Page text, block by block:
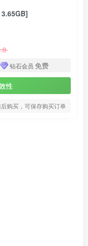
钻石会员 免费
性
购买，可保存购买订单